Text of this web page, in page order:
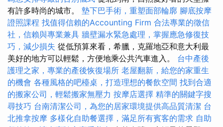
有許多時尚的城市。 墊下巴手術，重塑面部輪廓 腳底按摩
證照課程 找值得信賴的Accounting Firm 合法專業的徵信
社，信賴與專業兼具 牆壁漏水緊急處理，掌握應急修復技
巧，減少損失 從低預算來看，希臘，克羅地亞和意大利最
美好的地方可以輕鬆，方便地乘公共汽車進入。 台中產後
護理之家，專業的產後恢復場所 老屋翻新，給您的家重生
的機會 各種風格的吧檯桌，打造理想的餐飲空間 找到合適
的搬家公司，輕鬆搬家無壓力 按摩店選擇 精準的關鍵字搜
尋技巧 台南清潔公司，為您的居家環境提供高品質清潔 台
北推拿按摩 多樣化自助餐選擇，滿足所有賓客的需求 自助